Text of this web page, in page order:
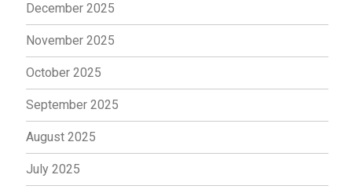
December 2025
November 2025
October 2025
September 2025
August 2025
July 2025